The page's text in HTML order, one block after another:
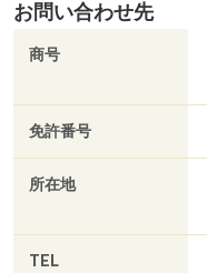
お問い合わせ先
商号
免許番号
所在地
TEL